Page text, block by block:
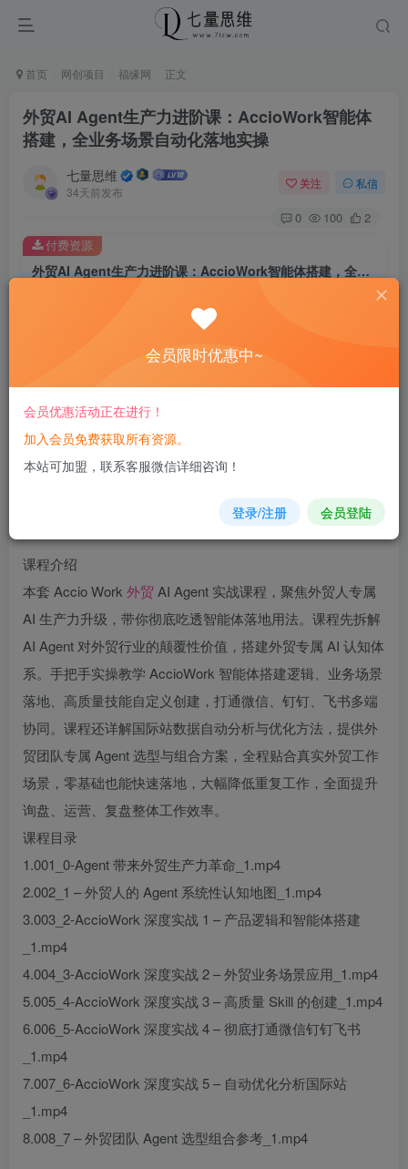
首页 网创项目 福缘网 正文
外贸AI Agent生产力进阶课：AccioWork智能体
搭建，全业务场景自动化落地实操
七量思维
34天前发布
关注 私信
0 100 2
外贸AI Agent生产力进阶课：AccioWork智能体搭建，全业务场景自动化落地实操
8.8
免费
您当前未登录！建议登陆后购买，可保存购买订单
付费资源
课程介绍
本套 Accio Work 外贸 AI Agent 实战课程，聚焦外贸人专属
AI 生产力升级，带你彻底吃透智能体落地用法。课程先拆解
AI Agent 对外贸行业的颠覆性价值，搭建外贸专属 AI 认知体
系。手把手实操教学 AccioWork 智能体搭建逻辑、业务场景
落地、高质量技能自定义创建，打通微信、钉钉、飞书多端
协同。课程还详解国际站数据自动分析与优化方法，提供外
贸团队专属 Agent 选型与组合方案，全程贴合真实外贸工作
场景，零基础也能快速落地，大幅降低重复工作，全面提升
询盘、运营、复盘整体工作效率。
课程目录
1.001_0-Agent 带来外贸生产力革命_1.mp4
2.002_1 – 外贸人的 Agent 系统性认知地图_1.mp4
3.003_2-AccioWork 深度实战 1 – 产品逻辑和智能体搭建
_1.mp4
4.004_3-AccioWork 深度实战 2 – 外贸业务场景应用_1.mp4
5.005_4-AccioWork 深度实战 3 – 高质量 Skill 的创建_1.mp4
6.006_5-AccioWork 深度实战 4 – 彻底打通微信钉钉飞书
_1.mp4
7.007_6-AccioWork 深度实战 5 – 自动优化分析国际站
_1.mp4
8.008_7 – 外贸团队 Agent 选型组合参考_1.mp4
会员限时优惠中~
会员优惠活动正在进行！
加入会员免费获取所有资源。
本站可加盟，联系客服微信详细咨询！
登录/注册 会员登陆